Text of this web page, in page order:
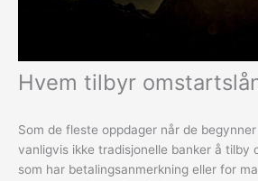
Hvem tilbyr
Som de fleste oppdager når de
vanligvis ikke tradisjonelle banker å tilby
som har betalingsanmerkning eller for